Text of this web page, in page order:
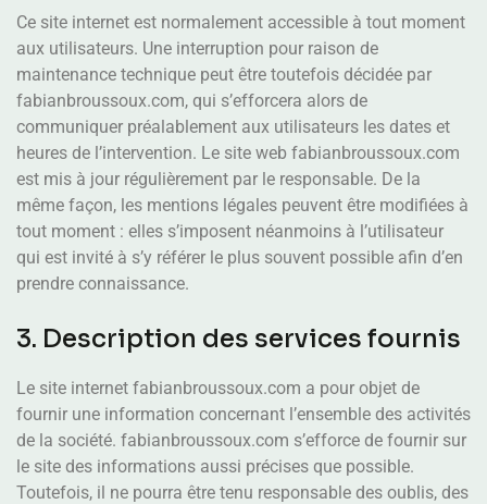
Ce site internet est normalement accessible à tout moment
aux utilisateurs. Une interruption pour raison de
maintenance technique peut être toutefois décidée par
fabianbroussoux.com, qui s’efforcera alors de
communiquer préalablement aux utilisateurs les dates et
heures de l’intervention. Le site web fabianbroussoux.com
est mis à jour régulièrement par le responsable. De la
même façon, les mentions légales peuvent être modifiées à
tout moment : elles s’imposent néanmoins à l’utilisateur
qui est invité à s’y référer le plus souvent possible afin d’en
prendre connaissance.
3. Description des services fournis
Le site internet fabianbroussoux.com a pour objet de
fournir une information concernant l’ensemble des activités
de la société. fabianbroussoux.com s’efforce de fournir sur
le site des informations aussi précises que possible.
Toutefois, il ne pourra être tenu responsable des oublis, des